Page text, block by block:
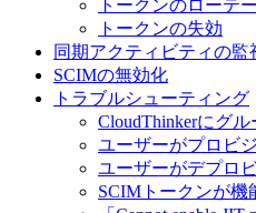
トークンのローテ
トークンの失効
同期アクティビティの監
SCIMの無効化
トラブルシューティング
CloudThinkerにグ
ユーザーがプロビ
ユーザーがデプロ
SCIMトークンが機